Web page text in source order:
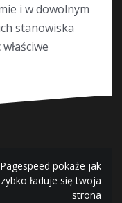
i w dowolnym
stanowiska
Pagespeed pokaże jak
ładuje się twoja
strona